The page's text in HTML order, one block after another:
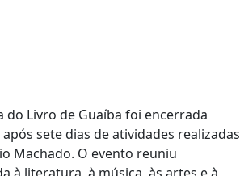
do Livro de Guaíba foi encerrada
sete dias de atividades realizadas
Machado. O evento reuniu